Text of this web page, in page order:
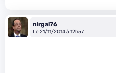
nirgal76
Le 21/11/2014 à 12h57